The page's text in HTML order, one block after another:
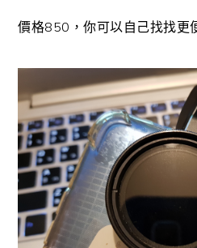
價格850，你可以自己找找更